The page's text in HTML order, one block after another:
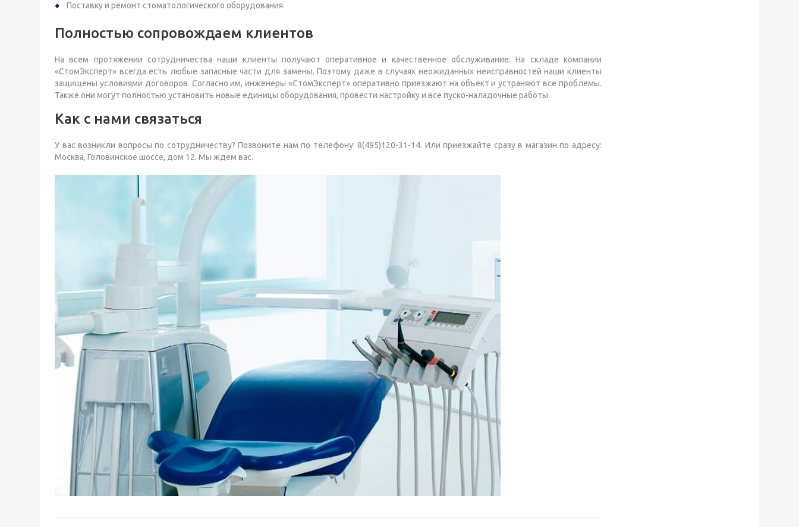
Поставку и ремонт стоматологического оборудования.
Полностью сопровождаем клиентов
На всем протяжении сотрудничества наши клиенты получают оперативное и качественное обслуживание. На складе компании
«СтомЭксперт» всегда есть любые запасные части для замены. Поэтому даже в случаях неожиданных неисправностей наши клиенты
защищены условиями договоров. Согласно им, инженеры «СтомЭксперт» оперативно приезжают на объект и устраняют все проблемы.
Также они могут полностью установить новые единицы оборудования, провести настройку и все пуско-наладочные работы.
Как с нами связаться
У вас возникли вопросы по сотрудничеству? Позвоните нам по телефону: 8(495)120-31-14. Или приезжайте сразу в магазин по адресу:
Москва, Головинское шоссе, дом 12. Мы ждем вас.